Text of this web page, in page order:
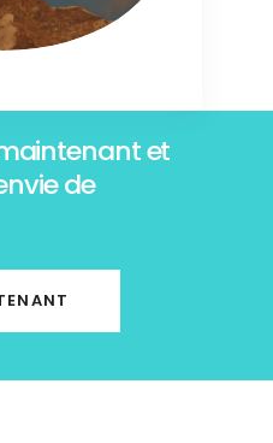
et
de